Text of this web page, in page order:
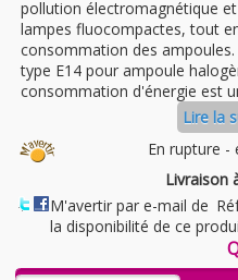
pollution électromagnétique
lampes fluocompactes, tout
consommation des
type E14 pour ampoule
consommation d'énergie est
Lire la
En rupture -
Livraison
M'avertir par e-mail de
la disponibilité de ce